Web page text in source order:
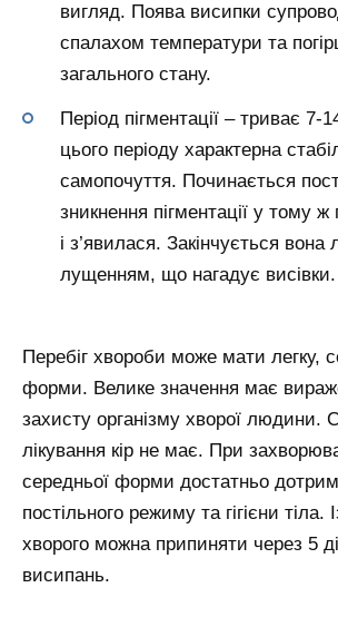
вигляд. Поява висипки
спалахом температури та
загального стану.
Період пігментації – триває 7-
цього періоду характерна
самопочуття. Починається
зникнення пігментації у тому ж
і з’явилася. Закінчується вона
лущенням, що нагадує висівки.
Перебіг хвороби може мати легку,
форми. Велике значення має
захисту організму хворої людини.
лікування кір не має. При
середньої форми достатньо
постільного режиму та гігієни тіла.
хворого можна припиняти через 5
висипань.